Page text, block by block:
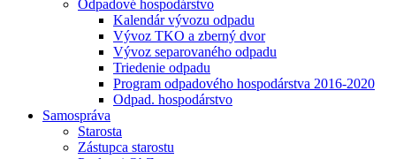
Odpadové hospodárstvo
Kalendár vývozu odpadu
Vývoz TKO a zberný dvor
Vývoz separovaného odpadu
Triedenie odpadu
Program odpadového hospodárstva 2016-2020
Odpad. hospodárstvo
Samospráva
Starosta
Zástupca starostu